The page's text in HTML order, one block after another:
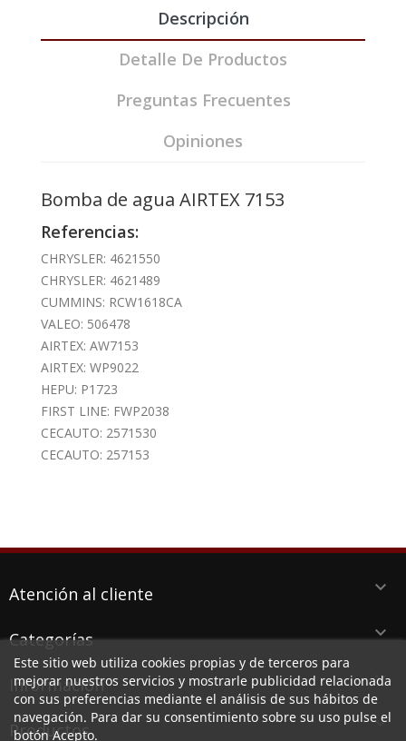
Descripción
Detalle De Productos
Preguntas Frecuentes
Opiniones
Bomba de agua AIRTEX 7153
Referencias:
CHRYSLER: 4621550
CHRYSLER: 4621489
CUMMINS: RCW1618CA
VALEO: 506478
AIRTEX: AW7153
AIRTEX: WP9022
HEPU: P1723
FIRST LINE: FWP2038
CECAUTO: 2571530
CECAUTO: 257153
Atención al cliente keyboard_arrow_down
Categorías keyboard_arrow_down
Información keyboard_arrow_down
Productos keyboard_arrow_down
Este sitio web utiliza cookies propias y de terceros para
mejorar nuestros servicios y mostrarle publicidad relacionada
con sus preferencias mediante el análisis de sus hábitos de
navegación. Para dar su consentimiento sobre su uso pulse el
botón Acepto.